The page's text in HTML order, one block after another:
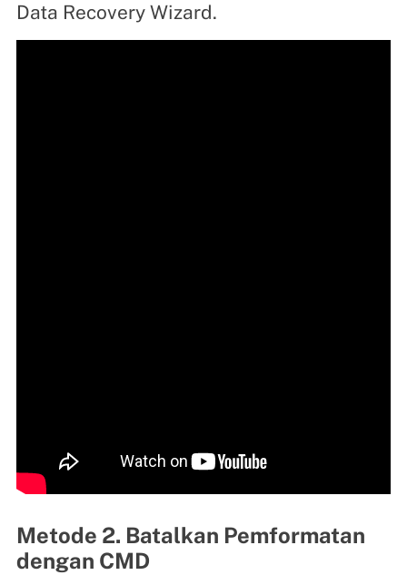
Data Recovery Wizard.
Metode 2. Batalkan Pemformatan
dengan CMD